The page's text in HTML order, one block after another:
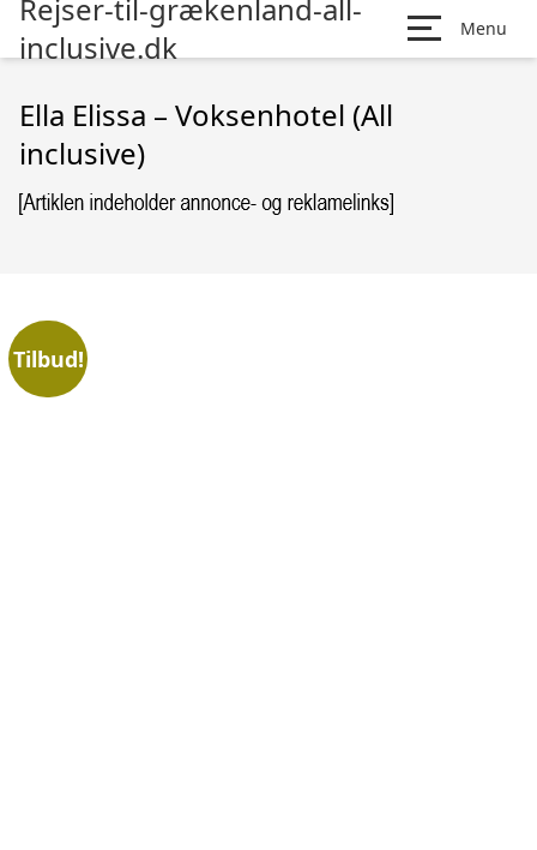
Rejser-til-grækenland-all-
inclusive.dk
Menu
Ella Elissa – Voksenhotel (All
inclusive)
Tilbud!